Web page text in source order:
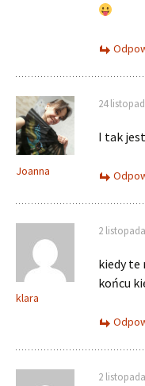
Joanna
24
I tak
klara
2
kiedy te
końcu
2